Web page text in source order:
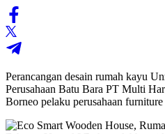
Perancangan desain rumah kayu
Perusahaan Batu Bara PT Multi
Borneo pelaku perusahaan